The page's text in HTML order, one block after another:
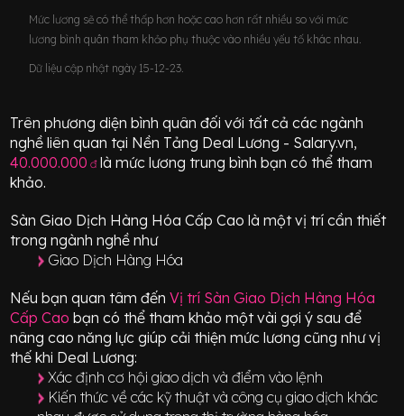
Mức lương sẽ có thể thấp hơn hoặc cao hơn rất nhiều so với mức
lương bình quân tham khảo phụ thuộc vào nhiều yếu tố khác nhau.
Dữ liệu cập nhật ngày 15-12-23.
Trên phương diện bình quân đối với tất cả các ngành
nghề liên quan tại Nền Tảng Deal Lương - Salary.vn,
40.000.000 đlà mức lương trung bình bạn có thể tham
khảo.
Sàn Giao Dịch Hàng Hóa Cấp Cao là một vị trícần thiết
trong ngành nghề như
Giao Dịch Hàng Hóa
Nếu bạn quan tâm đến Vị trí Sàn Giao Dịch Hàng Hóa
Cấp Cao bạn có thể tham khảo một vài gợi ý sau để
nâng cao năng lực giúp cải thiện mức lương cũng như vị
thế khi Deal Lương:
Xác định cơ hội giao dịch và điểm vào lệnh
Kiến thức về các kỹ thuật và công cụ giao dịch khác